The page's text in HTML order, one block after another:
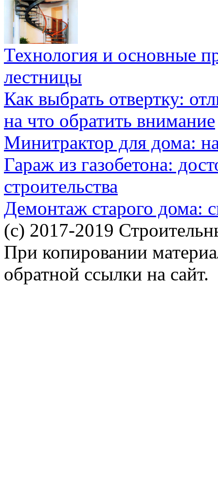
Технология и основные
лестницы
Как выбрать отвертку:
на что обратить внимание
Минитрактор для дома:
Гараж из газобетона:
строительства
Демонтаж старого дома:
(c) 2017-2019
При копировании
обратной ссылки на сайт.